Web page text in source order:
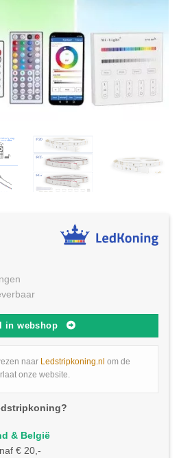
in webshop
naar Ledstripkoning.nl om de
onze website.
& België
€ 20,-